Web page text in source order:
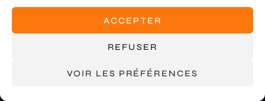
ACCEPTER
REFUSER
VOIR LES PRÉFÉRENCES